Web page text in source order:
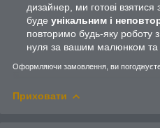
дизайнер, ми готові
буде унікальним і
повторимо будь-яку роботу
нуля за вашим малюнком та
Оформляючи замовлення, ви
Приховати